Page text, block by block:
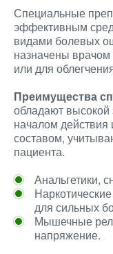
Специальные
эффективным
видами болевых
назначены врачом
или для
Преимущества
обладают
началом
составом,
пациента.
Анальгетики,
для сильных
Мышечные
напряжение.